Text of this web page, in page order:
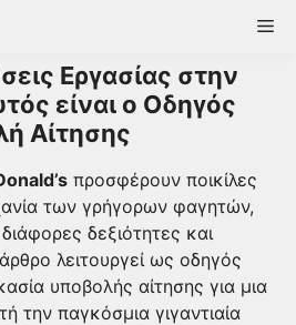
Εργασίας στην
είναι ο Οδηγός
Αίτησης
προσφέρουν ποικίλες
των γρήγορων φαγητών,
δεξιότητες και
λειτουργεί ως οδηγός
υποβολής αίτησης για μια
την παγκόσμια γιγαντιαία